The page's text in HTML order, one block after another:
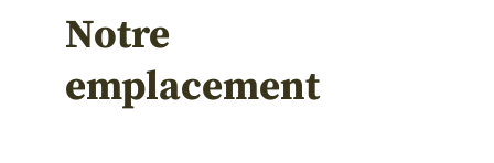
Notre
emplacement